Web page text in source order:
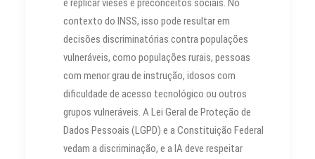
e replicar vieses e preconceitos sociais. No
contexto do INSS, isso pode resultar em
decisões discriminatórias contra populações
vulneráveis, como populações rurais, pessoas
com menor grau de instrução, idosos com
dificuldade de acesso tecnológico ou outros
grupos vulneráveis. A Lei Geral de Proteção de
Dados Pessoais (LGPD) e a Constituição Federal
vedam a discriminação, e a IA deve respeitar